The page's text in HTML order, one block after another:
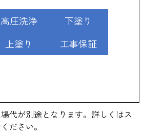
高圧洗浄
下塗り
上塗り
工事保証
代が別途となります。詳しくはス
ださい。